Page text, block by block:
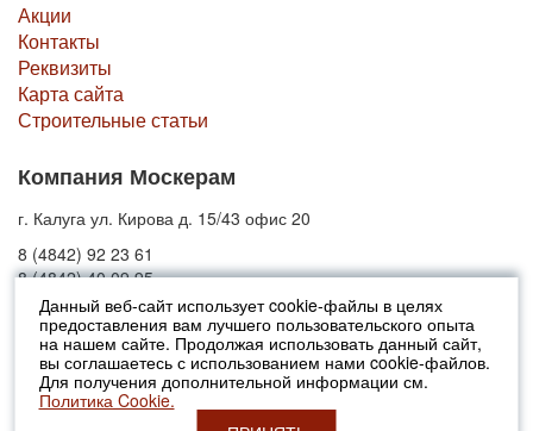
Данный веб-сайт использует cookie-файлы в целях
предоставления вам лучшего пользовательского опыта
на нашем сайте. Продолжая использовать данный сайт,
вы соглашаетесь с использованием нами cookie-файлов.
Для получения дополнительной информации см.
Политика Cookie.
Акции
Контакты
Реквизиты
Карта сайта
Строительные статьи
Компания Москерам
г. Калуга ул. Кирова д. 15/43 офис 20
8 (4842) 92 23 61
8 (4842) 40 09 95
© 2010-2026 Москерам
Указанные на сайте цены не являются публичной офертой (ст.435 ГК
РФ).
Стоимость и наличие товара просьба уточнять в офисах продаж....